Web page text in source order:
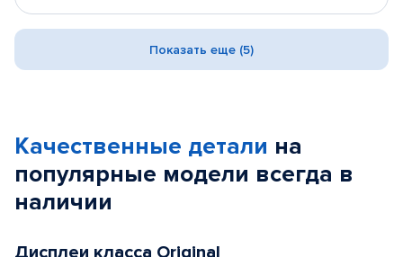
Показать еще (5)
Качественные детали на
популярные модели всегда в
наличии
Дисплеи класса Original